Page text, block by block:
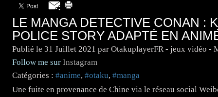
LE MANGA DETECTIVE CONAN :
POLICE STORY ADAPTÉ EN
Publié le 31 Juillet 2021 par OtakuplayerFR - jeux vidéo -
Follow me sur Instagram
Catégories : #anime, #otaku, #manga
Une fuite en provenance de Chine via le réseau social